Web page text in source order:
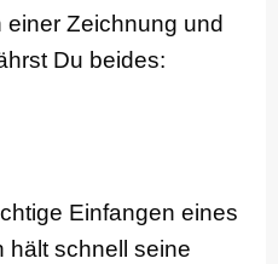
Zeichnung und
Du beides:
Einfangen eines
hält schnell seine